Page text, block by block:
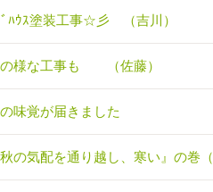
ﾞﾊｳｽ塗装工事☆彡 （吉川）
の様な工事も （佐藤）
味覚が届きました
秋の気配を通り越し、寒い』の巻（